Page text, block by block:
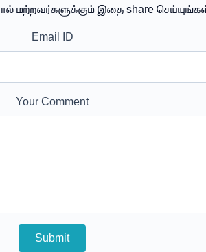
மற்றவர்களுக்கும் இதை share
Email ID
Your Comment